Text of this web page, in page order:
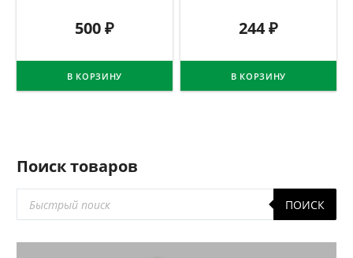
500₽
В КОРЗИНУ
244₽
В КОРЗИНУ
Поиск товаров
товаров
ПОИСК